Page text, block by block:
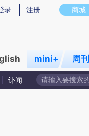
意图存在偏差。不代表财新
商城
录 注册
mini+ 周刊
讣闻